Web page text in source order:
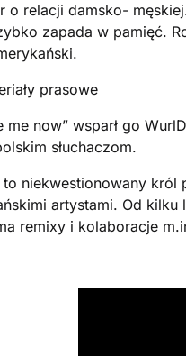
o relacji damsko-
zapada w pamięć.
prasowe
me now” wsparł go
słuchaczom.
to niekwestionowany król
artystami. Od
remixy i kolaboracje